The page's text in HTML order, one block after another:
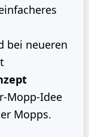
bei neueren
Mopp-Idee
Mopps.